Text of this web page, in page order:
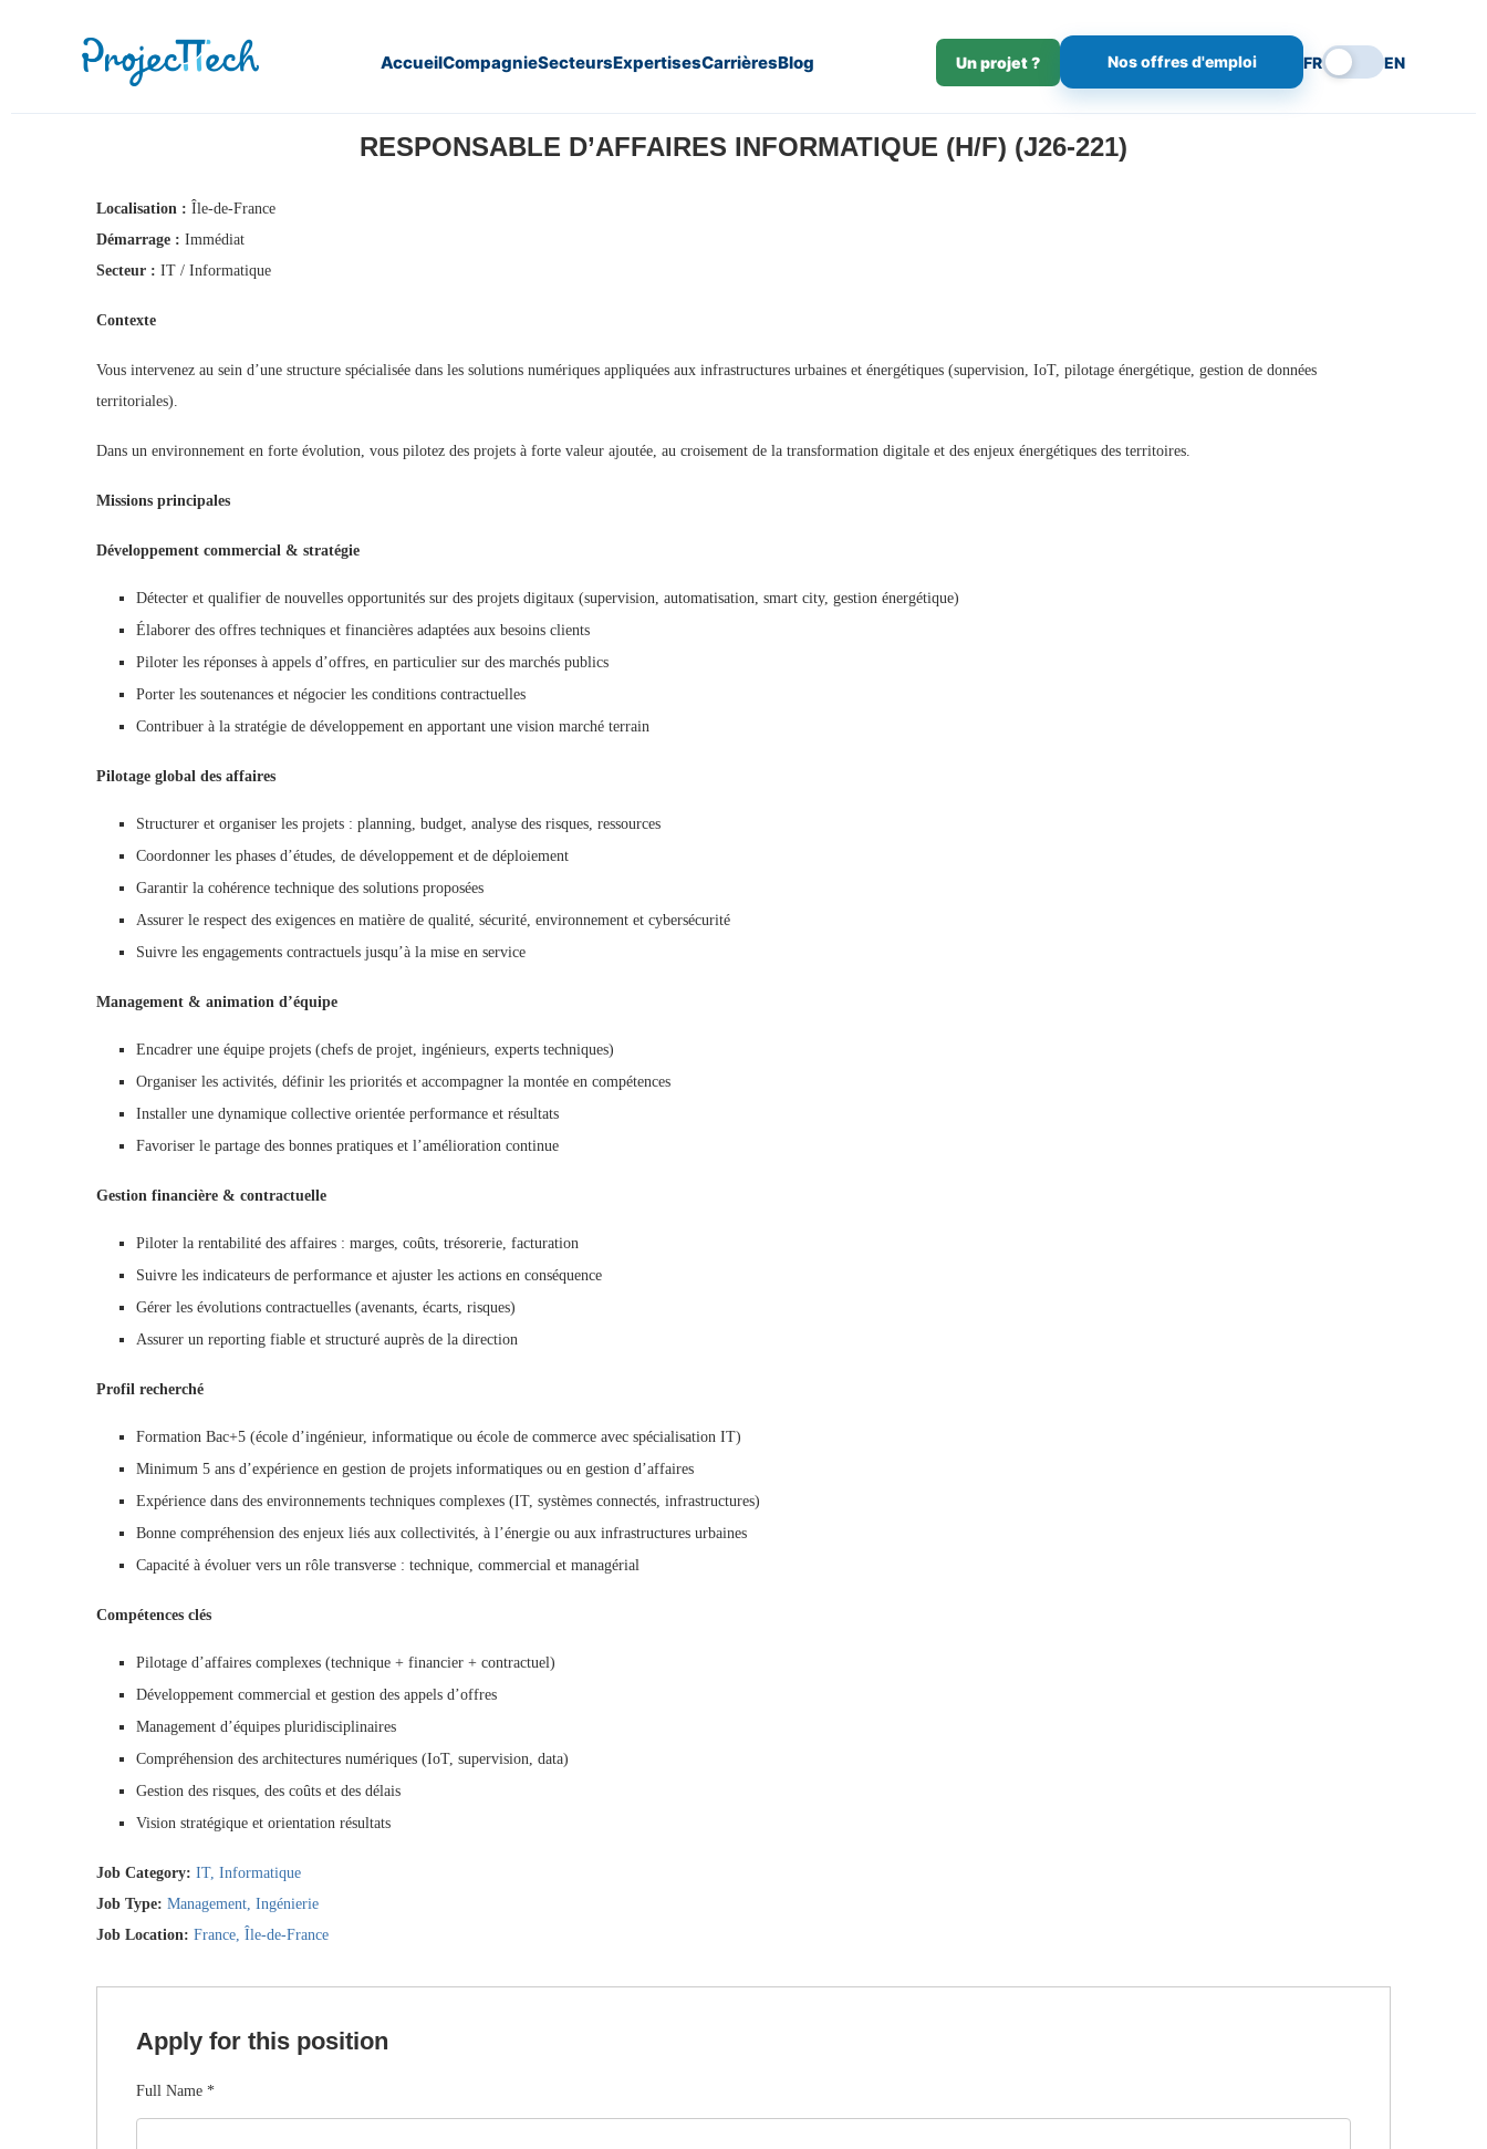
AccueilCompagnieSecteursExpertisesCarrièresBlog Un projet ? Nos offres d'emploi FR EN
RESPONSABLE D’AFFAIRES INFORMATIQUE (H/F) (J26-221)
Localisation : Île-de-France
Démarrage : Immédiat
Secteur : IT / Informatique
Contexte
Vous intervenez au sein d’une structure spécialisée dans les solutions numériques appliquées aux infrastructures urbaines et énergétiques (supervision, IoT, pilotage énergétique, gestion de données
territoriales).
Dans un environnement en forte évolution, vous pilotez des projets à forte valeur ajoutée, au croisement de la transformation digitale et des enjeux énergétiques des territoires.
Missions principales
Développement commercial & stratégie
Détecter et qualifier de nouvelles opportunités sur des projets digitaux (supervision, automatisation, smart city, gestion énergétique)
Élaborer des offres techniques et financières adaptées aux besoins clients
Piloter les réponses à appels d’offres, en particulier sur des marchés publics
Porter les soutenances et négocier les conditions contractuelles
Contribuer à la stratégie de développement en apportant une vision marché terrain
Pilotage global des affaires
Structurer et organiser les projets : planning, budget, analyse des risques, ressources
Coordonner les phases d’études, de développement et de déploiement
Garantir la cohérence technique des solutions proposées
Assurer le respect des exigences en matière de qualité, sécurité, environnement et cybersécurité
Suivre les engagements contractuels jusqu’à la mise en service
Management & animation d’équipe
Encadrer une équipe projets (chefs de projet, ingénieurs, experts techniques)
Organiser les activités, définir les priorités et accompagner la montée en compétences
Installer une dynamique collective orientée performance et résultats
Favoriser le partage des bonnes pratiques et l’amélioration continue
Gestion financière & contractuelle
Piloter la rentabilité des affaires : marges, coûts, trésorerie, facturation
Suivre les indicateurs de performance et ajuster les actions en conséquence
Gérer les évolutions contractuelles (avenants, écarts, risques)
Assurer un reporting fiable et structuré auprès de la direction
Profil recherché
Formation Bac+5 (école d’ingénieur, informatique ou école de commerce avec spécialisation IT)
Minimum 5 ans d’expérience en gestion de projets informatiques ou en gestion d’affaires
Expérience dans des environnements techniques complexes (IT, systèmes connectés, infrastructures)
Bonne compréhension des enjeux liés aux collectivités, à l’énergie ou aux infrastructures urbaines
Capacité à évoluer vers un rôle transverse : technique, commercial et managérial
Compétences clés
Pilotage d’affaires complexes (technique + financier + contractuel)
Développement commercial et gestion des appels d’offres
Management d’équipes pluridisciplinaires
Compréhension des architectures numériques (IoT, supervision, data)
Gestion des risques, des coûts et des délais
Vision stratégique et orientation résultats
Job Category: IT Informatique
Job Type: Management Ingénierie
Job Location: France Île-de-France
Apply for this position
Full Name *